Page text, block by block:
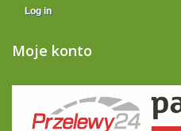
Log in
Moje konto